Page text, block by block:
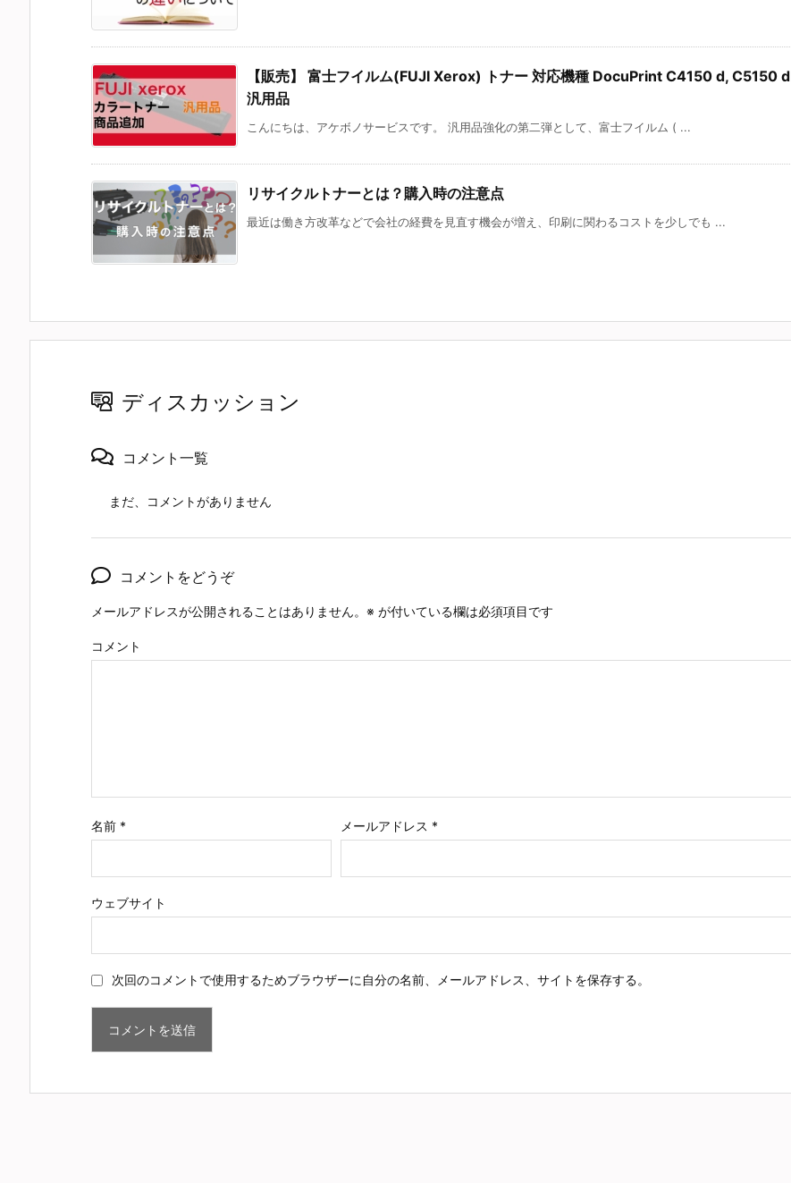
【販売】 富士フイルム(FUJI Xerox) トナー 対応機種 DocuPrint C4150 d, C5150 d
汎用品
こんにちは、アケボノサービスです。 汎用品強化の第二弾として、富士フイルム ( ...
リサイクルトナーとは？購入時の注意点
最近は働き方改革などで会社の経費を見直す機会が増え、印刷に関わるコストを少しでも ...
ディスカッション
コメント一覧
まだ、コメントがありません
コメントをどうぞ
メールアドレスが公開されることはありません。 ※ が付いている欄は必須項目です
コメント
名前 * メールアドレス *
ウェブサイト
次回のコメントで使用するためブラウザーに自分の名前、メールアドレス、サイトを保存する。